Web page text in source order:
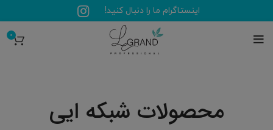
اینستاگرام ما را دنبال کنید!
0
محصولات شبکه ایی